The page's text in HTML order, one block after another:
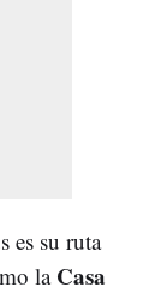
es su ruta
la Casa